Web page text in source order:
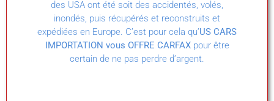
des USA ont été soit des accidentés, volés,
inondés, puis récupérés et reconstruits et
expédiées en Europe. C’est pour cela qu’US CARS
IMPORTATION vous OFFRE CARFAX pour être
certain de ne pas perdre d’argent.